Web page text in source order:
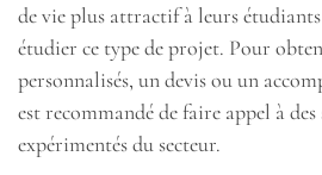
de vie plus attractif à leurs
étudier ce type de projet. Pour
personnalisés, un devis ou un
est recommandé de faire appel à des
expérimentés du secteur.